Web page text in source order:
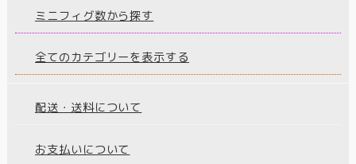
ミニフィグ数から探す
全てのカテゴリーを表示する
配送・送料について
お支払いについて